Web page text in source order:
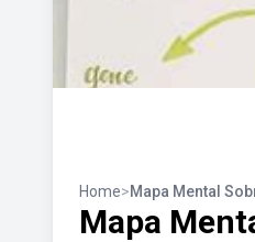
Home>Mapa Mental
Mapa